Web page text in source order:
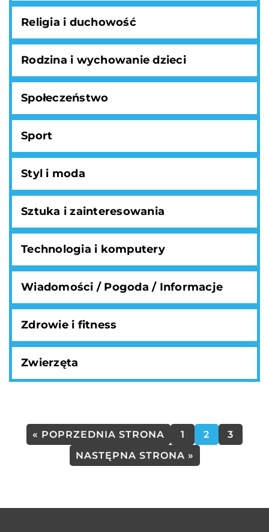
Religia i duchowość
Rodzina i wychowanie dzieci
Społeczeństwo
Sport
Styl i moda
Sztuka i zainteresowania
Technologia i komputery
Wiadomości / Pogoda / Informacje
Zdrowie i fitness
Zwierzęta
« POPRZEDNIA STRONA 1 2
3
NASTĘPNA STRONA »